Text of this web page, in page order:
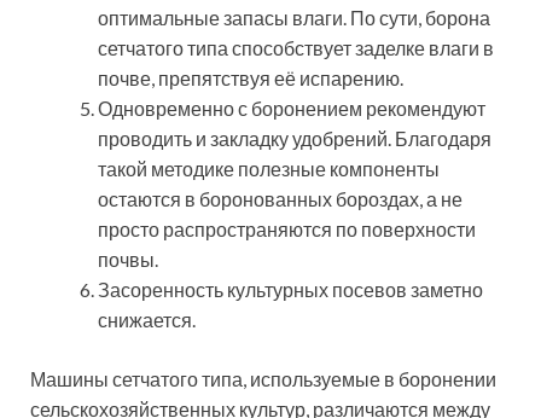
оптимальные запасы влаги. По сути, борона
сетчатого типа способствует заделке влаги в
почве, препятствуя её испарению.
Одновременно с боронением рекомендуют
проводить и закладку удобрений. Благодаря
такой методике полезные компоненты
остаются в боронованных бороздах, а не
просто распространяются по поверхности
почвы.
Засоренность культурных посевов заметно
снижается.
Машины сетчатого типа, используемые в боронении
сельскохозяйственных культур, различаются между